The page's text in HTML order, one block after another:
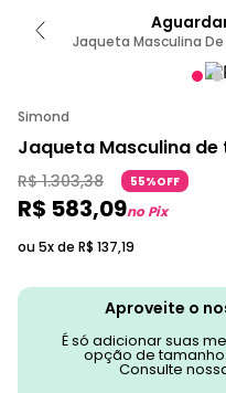
Jaqueta Masculina
Simond
Jaqueta Masculina de
R$ 1.303,38 55%OFF
R$ 583,09no Pix
ou 5x de R$ 137,19
Aproveite o
É só adicionar suas
opção de
Consulte